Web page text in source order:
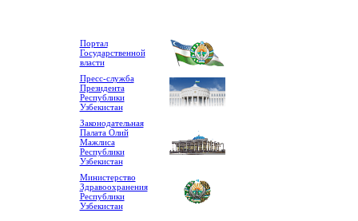
Портал
Государственной
власти
Пресс-служба
Президента
Республики
Узбекистан
Законодательная
Палата Олий
Мажлиса
Республики
Узбекистан
Министерство
Здравоохранения
Республики
Узбекистан